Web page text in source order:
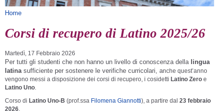
SERVIZI
Tu sei qui
Home
Corsi di recupero di Latino 2025/26
Martedì, 17 Febbraio 2026
Per tutti gli studenti che non hanno un livello di conoscenza della lingua
latinasufficiente per sostenere le verifiche currico lari, anche quest’anno
vengono messi a disposizione dei corsi di recupero, i cosidetti Latino Zero e
Latino Uno.
Corso di Latino Uno-B (prof.ssa Filomena Giannotti), a partire dal 23 febbraio
2026,